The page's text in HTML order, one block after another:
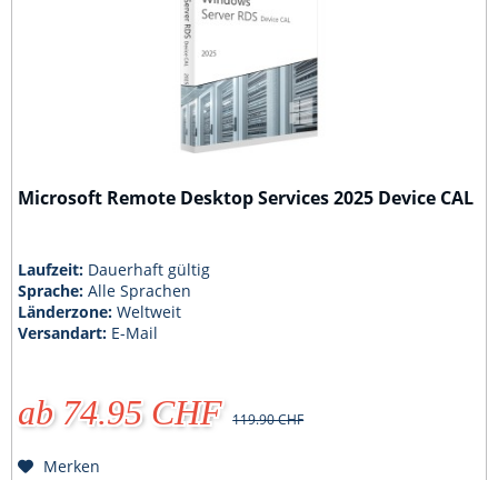
Microsoft Remote Desktop Services 2025 Device CAL
Laufzeit: Dauerhaft gültig
Sprache:Alle Sprachen
Länderzone:Weltweit
Versandart: E-Mail
ab 74.95 CHF 119.90 CHF
Merken